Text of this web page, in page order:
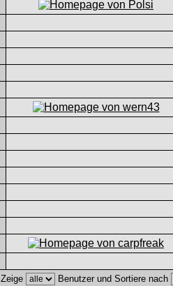
Zeige
Benutzer und Sortiere nach